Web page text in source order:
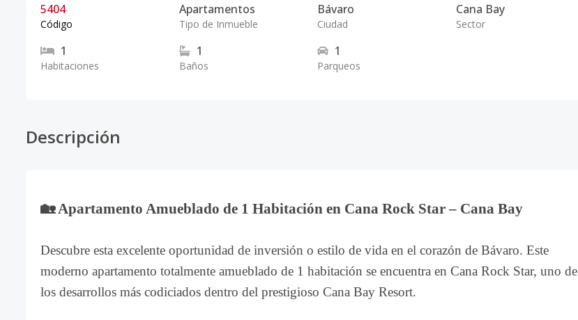
5404
Código
Apartamentos
Tipo de Inmueble
Bávaro
Ciudad
Cana Bay
Sector
1
Habitaciones
1
Baños
1
Parqueos
Descripción
🏡Apartamento Amueblado de 1 Habitación en Cana Rock Star – Cana Bay
Descubre esta excelente oportunidad de inversión o estilo de vida en el corazón de Bávaro. Este
moderno apartamento totalmente amueblado de 1 habitación se encuentra en Cana Rock Star, uno de
los desarrollos más codiciados dentro del prestigioso Cana Bay Resort.